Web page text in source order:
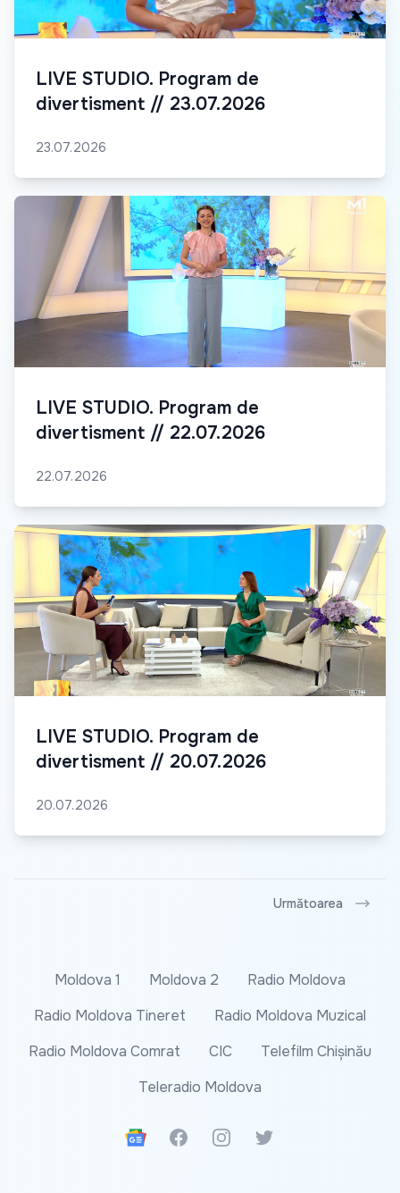
LIVE STUDIO. Program de
divertisment // 23.07.2026
23.07.2026
LIVE STUDIO. Program de
divertisment // 22.07.2026
22.07.2026
LIVE STUDIO. Program de
divertisment // 20.07.2026
20.07.2026
Următoarea
Moldova 1 Moldova 2
Radio Moldova
Radio Moldova Tineret
Radio Moldova Muzical
Radio Moldova Comrat
CIC
Telefilm Chișinău
Teleradio Moldova
Google News
FacebookInstagramTwitter